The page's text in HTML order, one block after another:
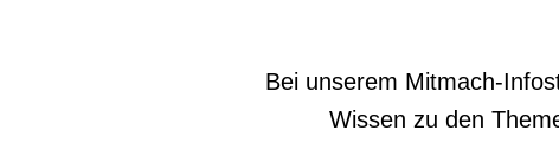
Bei unserem Mitmach-
Wissen zu den